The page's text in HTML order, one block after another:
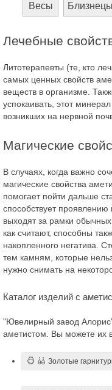
Весы Близнецы
Лечебные
Литотерапевты (те, кто
самых ценных свойств
веществ в организме.
успокаивать, этот
возникших на нервной
Магические
В случаях, когда важно
магические свойства
помогает пойти дальше
способствует
выходят за рамки
как считают, способны
накопленного негатива.
тем камням, которые
нужно снимать на
Каталог изделий с
"Ювелирный завод
аметистом. Вы можете их
Золотые